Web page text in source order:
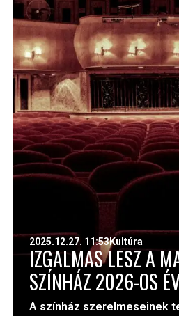
2025.12.27. 11:53Kultúra
IZGALMAS LESZ A
SZÍNHÁZ 2026-OS
A színház szerelmeseinek